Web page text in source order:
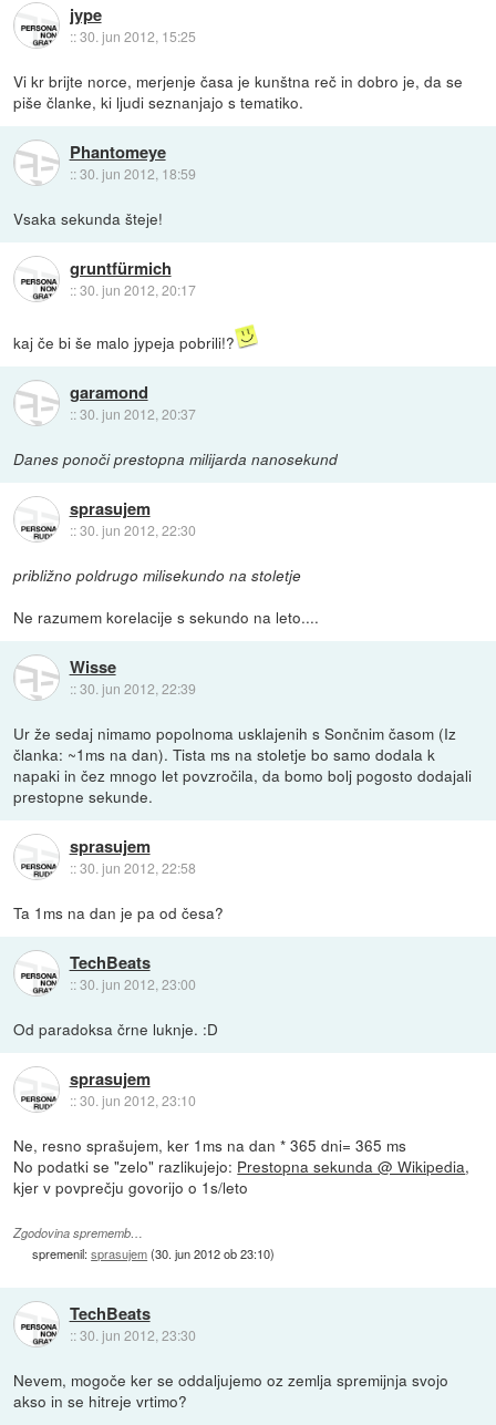
jype
::30. jun 2012, 15:25
Vi kr brijte norce, merjenje časa je kunštna reč in dobro je, da se
piše članke, ki ljudi seznanjajo s tematiko.
Phantomeye
::30. jun 2012, 18:59
Vsaka sekunda šteje!
gruntfürmich
::30. jun 2012, 20:17
kaj če bi še malo jypeja pobrili!?
garamond
::30. jun 2012, 20:37
Danes ponoči prestopna milijarda nanosekund
sprasujem
::30. jun 2012, 22:30
približno poldrugo milisekundo na stoletje
Ne razumem korelacije s sekundo na leto....
Wisse
::30. jun 2012, 22:39
Ur že sedaj nimamo popolnoma usklajenih s Sončnim časom (Iz
članka: ~1ms na dan). Tista ms na stoletje bo samo dodala k
napaki in čez mnogo let povzročila, da bomo bolj pogosto dodajali
prestopne sekunde.
sprasujem
::30. jun 2012, 22:58
Ta 1ms na dan je pa od česa?
TechBeats
::30. jun 2012, 23:00
Od paradoksa črne luknje. :D
sprasujem
::30. jun 2012, 23:10
Ne, resno sprašujem, ker 1ms na dan * 365 dni= 365 ms
No podatki se "zelo" razlikujejo: Prestopna sekunda @ Wikipedia,
kjer v povprečju govorijo o 1s/leto
Zgodovina sprememb…
spremenil:sprasujem(30. jun 2012 ob 23:10)
TechBeats
::30. jun 2012, 23:30
Nevem, mogoče ker se oddaljujemo oz zemlja spremijnja svojo
akso in se hitreje vrtimo?